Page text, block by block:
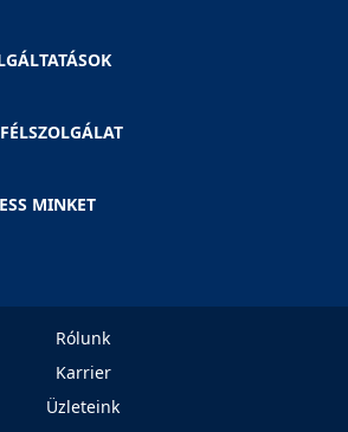
MINKET
Rólunk
Karrier
Üzleteink